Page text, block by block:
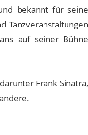
bekannt für seine
Tanzveranstaltungen
auf seiner Bühne
Frank Sinatra,